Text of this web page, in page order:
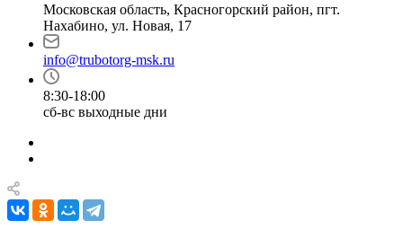
Московская область, Красногорский район, пгт.
Нахабино, ул. Новая, 17
info@trubotorg-msk.ru
8:30-18:00
сб-вс выходные дни